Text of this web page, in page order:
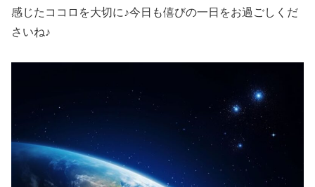
感じたココロを大切に♪今日も僖びの一日をお過ごしくだ
さいね♪